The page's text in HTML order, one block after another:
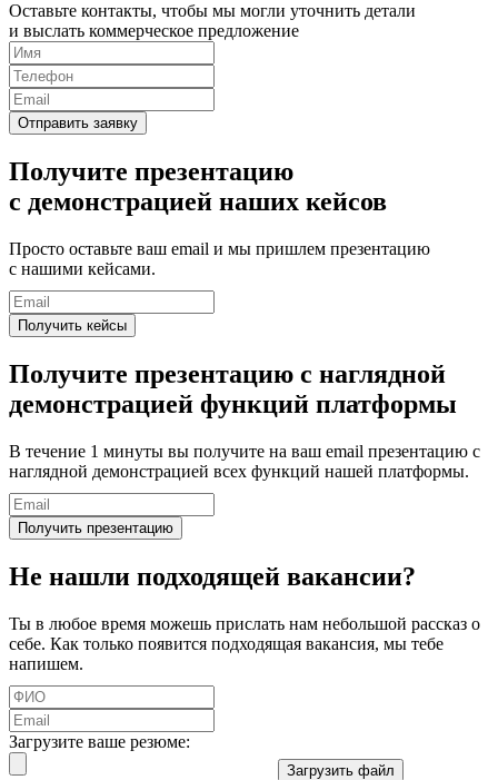
Оставьте контакты, чтобы мы могли уточнить детали
и выслать коммерческое предложение
Отправить заявку
Получите презентацию
с демонстрацией наших кейсов
Просто оставьте ваш email и мы пришлем презентацию
с нашими кейсами.
Получить кейсы
Получите презентацию с наглядной
демонстрацией функций платформы
В течение 1 минуты вы получите на ваш email презентацию с
наглядной демонстрацией всех функций нашей платформы.
Получить презентацию
Не нашли подходящей вакансии?
Ты в любое время можешь прислать нам небольшой рассказ о
себе. Как только появится подходящая вакансия, мы тебе
напишем.
Загрузите ваше резюме:
Загрузить файл